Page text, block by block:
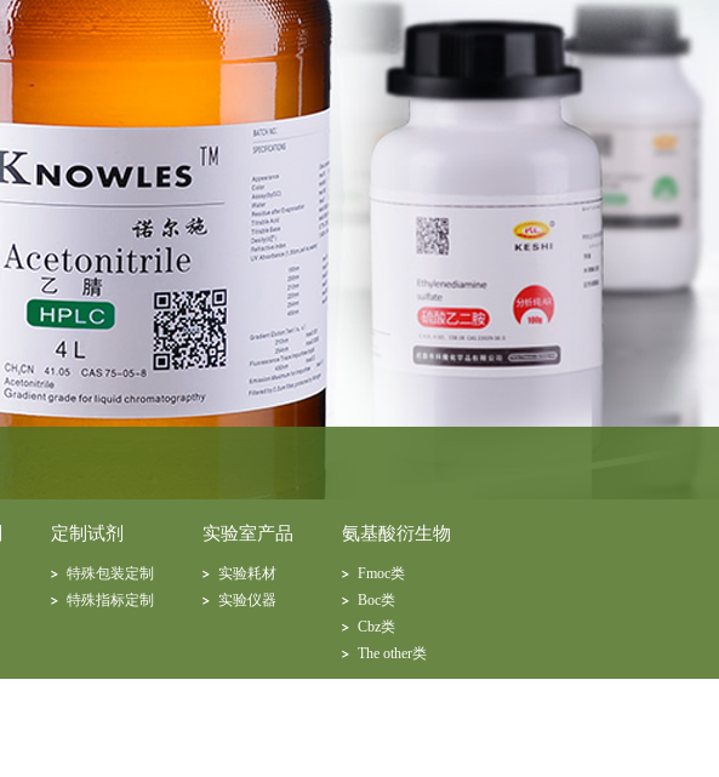
定制试剂
特殊包装定制
特殊指标定制
实验室产品
实验耗材
实验仪器
氨基酸衍生物
Fmoc类
Boc类
Cbz类
The other类